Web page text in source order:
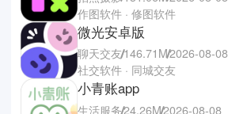
作图软件 · 修图软件
微光安卓版
聊天交友146.71M2026-08-08
社交软件 · 同城交友
小青账app
生活服务24.26M2026-08-08